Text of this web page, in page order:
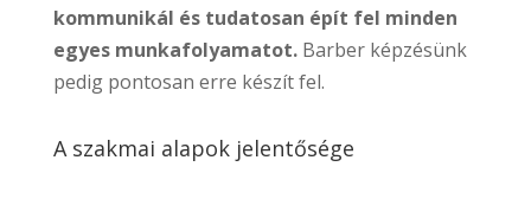
kommunikál és tudatosan épít fel minden
egyes munkafolyamatot. Barber képzésünk
pedig pontosan erre készít fel.
A szakmai alapok jelentősége